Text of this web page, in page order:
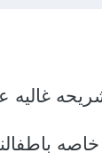
غاليه
باطفالنا